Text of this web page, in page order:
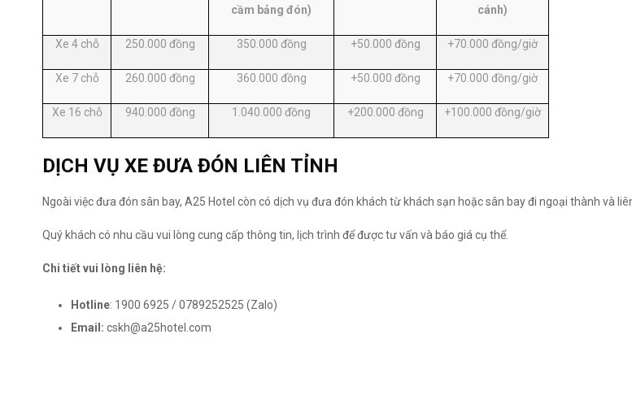
cầm bảng đón)
cánh)
Xe 4 chỗ 250.000 đồng 350.000 đồng +50.000 đồng +70.000 đồng/giờ
Xe 7 chỗ 260.000 đồng 360.000 đồng +50.000 đồng +70.000 đồng/giờ
Xe 16 chỗ 940.000 đồng 1.040.000 đồng +200.000 đồng +100.000 đồng/giờ
DỊCH VỤ XE ĐƯA ĐÓN LIÊN TỈNH
Ngoài việc đưa đón sân bay, A25 Hotel còn có dịch vụ đưa đón khách từ khách sạn hoặc sân bay đi ngoại thành và
Quý khách có nhu cầu vui lòng cung cấp thông tin, lịch trình để được tư vấn và báo giá cụ thể.
Chi tiết vui lòng liên hệ:
Hotline: 1900 6925 / 0789252525 (Zalo)
Email: cskh@a25hotel.com